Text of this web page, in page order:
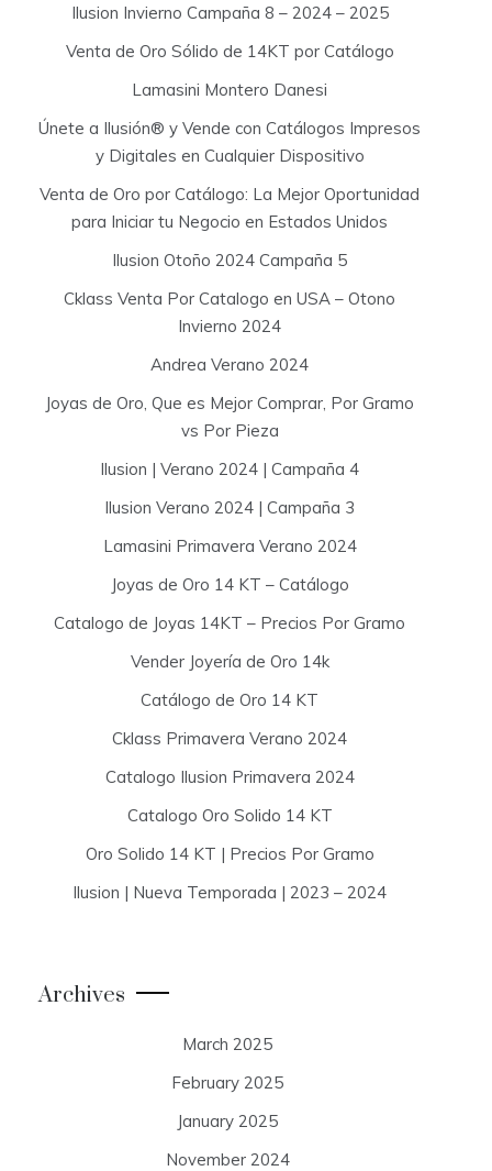
Ilusion Invierno Campaña 8 – 2024 – 2025
Venta de Oro Sólido de 14KT por Catálogo
Lamasini Montero Danesi
Únete a Ilusión® y Vende con Catálogos Impresos
y Digitales en Cualquier Dispositivo
Venta de Oro por Catálogo: La Mejor Oportunidad
para Iniciar tu Negocio en Estados Unidos
Ilusion Otoño 2024 Campaña 5
Cklass Venta Por Catalogo en USA – Otono
Invierno 2024
Andrea Verano 2024
Joyas de Oro, Que es Mejor Comprar, Por Gramo
vs Por Pieza
Ilusion | Verano 2024 | Campaña 4
Ilusion Verano 2024 | Campaña 3
Lamasini Primavera Verano 2024
Joyas de Oro 14 KT – Catálogo
Catalogo de Joyas 14KT – Precios Por Gramo
Vender Joyería de Oro 14k
Catálogo de Oro 14 KT
Cklass Primavera Verano 2024
Catalogo Ilusion Primavera 2024
Catalogo Oro Solido 14 KT
Oro Solido 14 KT | Precios Por Gramo
Ilusion | Nueva Temporada | 2023 – 2024
Archives
March 2025
February 2025
January 2025
November 2024